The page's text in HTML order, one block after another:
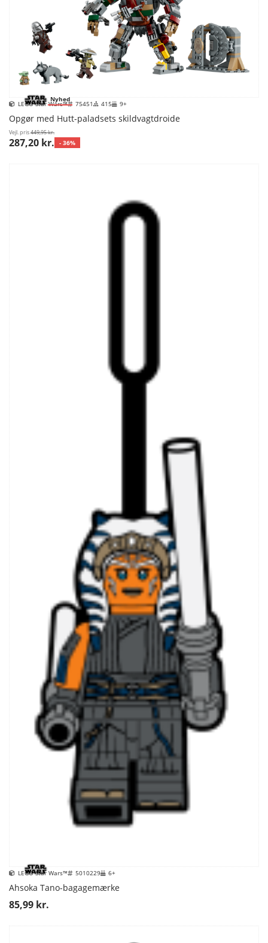
Nyhed
LEGO Star Wars™ 75451 415 9+
Opgør med Hutt-paladsets skildvagtdroide
Vejl. pris449,95 kr.
287,20 kr. - 36%
LEGO Star Wars™ 5010229 6+
Ahsoka Tano-bagagemærke
85,99 kr.